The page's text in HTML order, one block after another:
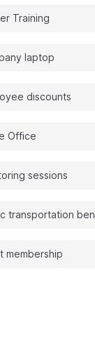
Training
laptop
discounts
Office
sessions
transportation
membership